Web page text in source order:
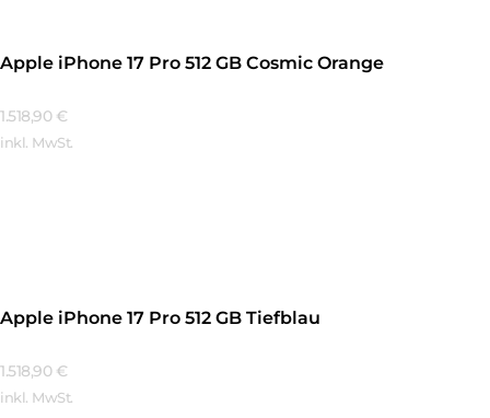
Apple iPhone 17 Pro 512 GB Cosmic Orange
1.518,90 €
inkl. MwSt.
Apple iPhone 17 Pro 512 GB Tiefblau
1.518,90 €
inkl. MwSt.